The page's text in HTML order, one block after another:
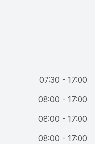
07:30 - 17:00
08:00 - 17:00
08:00 - 17:00
08:00 - 17:00